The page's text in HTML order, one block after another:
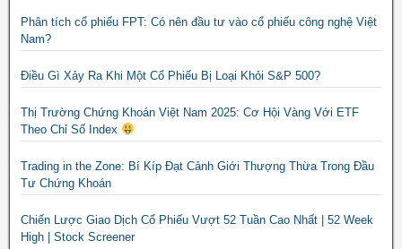
Phân tích cổ phiếu FPT: Có nên đầu tư vào cổ phiếu công nghệ Việt
Nam?
Điều Gì Xảy Ra Khi Một Cổ Phiếu Bị Loại Khỏi S&P 500?
Thị Trường Chứng Khoán Việt Nam 2025: Cơ Hội Vàng Với ETF
Theo Chỉ Số Index
Trading in the Zone: Bí Kíp Đạt Cảnh Giới Thượng Thừa Trong Đầu
Tư Chứng Khoán
Chiến Lược Giao Dịch Cổ Phiếu Vượt 52 Tuần Cao Nhất | 52 Week
High | Stock Screener